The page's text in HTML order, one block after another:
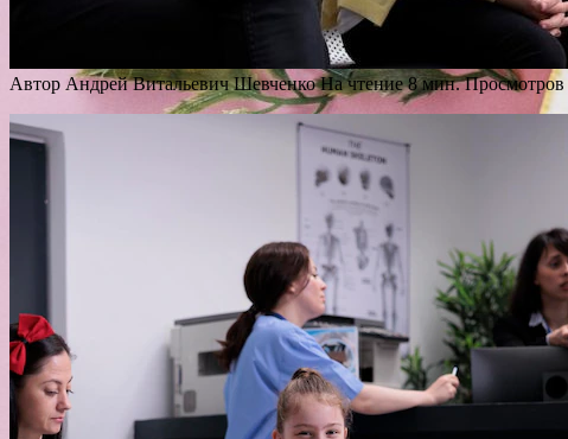
Автор Андрей Витальевич Шевченко На чтение8 мин. Просмотров